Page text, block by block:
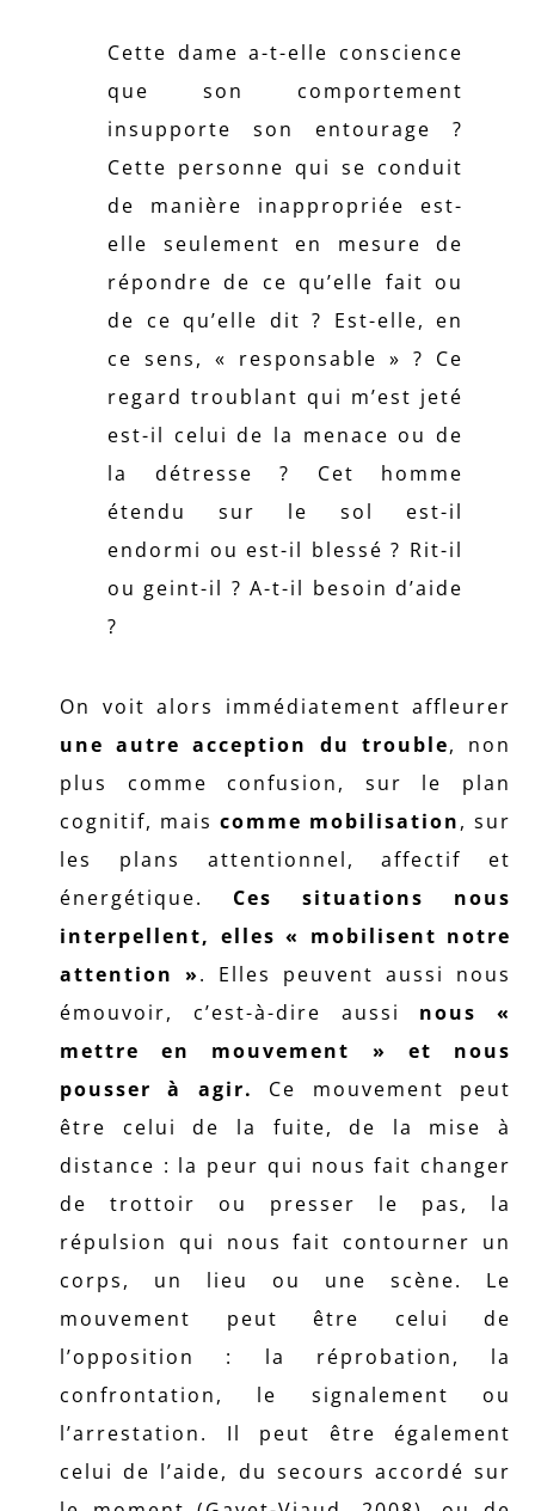
Cette dame a-t-elle conscience
que son comportement
insupporte son entourage ?
Cette personne qui se conduit
de manière inappropriée est-
elle seulement en mesure de
répondre de ce qu’elle fait ou
de ce qu’elle dit ? Est-elle, en
ce sens, « responsable » ? Ce
regard troublant qui m’est jeté
est-il celui de la menace ou de
la détresse ? Cet homme
étendu sur le sol est-il
endormi ou est-il blessé ? Rit-il
ou geint-il ? A-t-il besoin d’aide
?
On voit alors immédiatement affleurer
une autre acception du trouble, non
plus comme confusion, sur le plan
cognitif, mais comme mobilisation, sur
les plans attentionnel, affectif et
énergétique. Ces situations nous
interpellent, elles « mobilisent notre
attention ». Elles peuvent aussi nous
émouvoir, c’est-à-dire aussi nous «
mettre en mouvement » et nous
pousser à agir.
Ce mouvement peut
être celui de la fuite, de la mise à
distance : la peur qui nous fait changer
de trottoir ou presser le pas, la
répulsion qui nous fait contourner un
corps, un lieu ou une scène. Le
mouvement peut être celui de
l’opposition : la réprobation, la
confrontation, le signalement ou
l’arrestation. Il peut être également
celui de l’aide, du secours accordé sur